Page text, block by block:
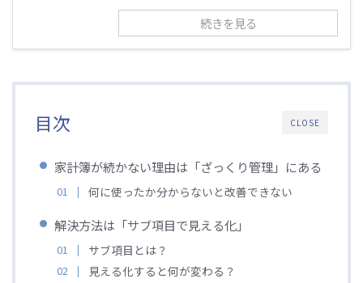
続きを見る
CLOSE
目次
家計簿が続かない理由は「ざっくり管理」にある
何に使ったか分からないと改善できない
解決方法は「サブ項目で見える化」
サブ項目とは？
見える化すると何が変わる？